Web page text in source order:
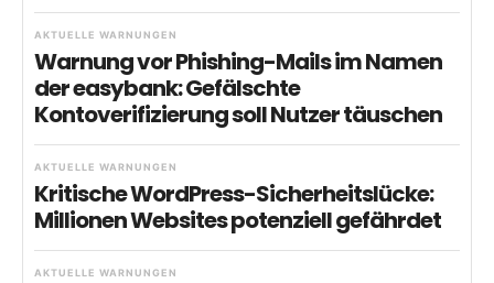
AKTUELLE WARNUNGEN
Warnung vor Phishing-Mails im Namen
der easybank: Gefälschte
Kontoverifizierung soll Nutzer täuschen
AKTUELLE WARNUNGEN
Kritische WordPress-Sicherheitslücke:
Millionen Websites potenziell gefährdet
AKTUELLE WARNUNGEN